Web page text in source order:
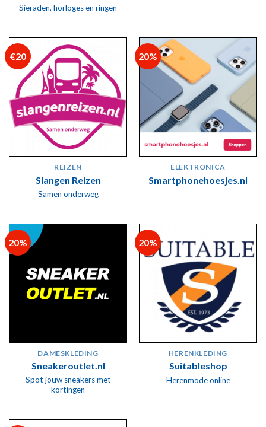
Sieraden, horloges en ringen
€20
REIZEN
Slangen Reizen
Samen onderweg
20%
ELEKTRONICA
Smartphonehoesjes.nl
20%
DAMESKLEDING
Sneakeroutlet.nl
Spot jouw sneakers met
kortingen
20%
HERENKLEDING
Suitableshop
Herenmode online